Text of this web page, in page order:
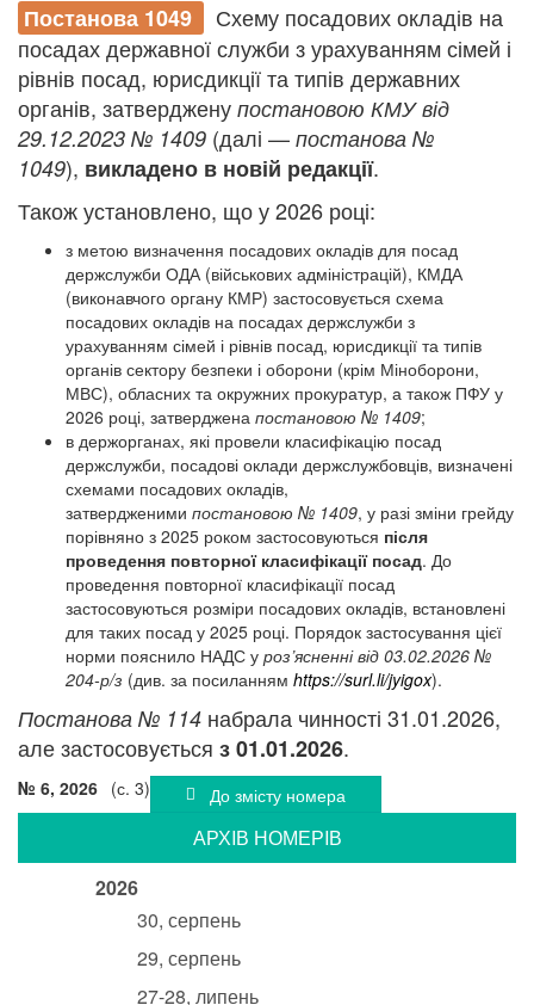
Постанова 1049
Схему посадових окладів на
посадах державної служби з урахуванням сімей і
рівнів посад, юрисдикції та типів державних
органів, затверджену постановою КМУ від
29.12.2023 № 1409 (далі — постанова №
1049), викладено в новій редакції.
Також установлено, що у 2026 році:
з метою визначення посадових окладів для посад
держслужби ОДА (військових адміністрацій), КМДА
(виконавчого органу КМР) застосовується схема
посадових окладів на посадах держслужби з
урахуванням сімей і рівнів посад, юрисдикції та типів
органів сектору безпеки і оборони (крім Міноборони,
МВС), обласних та окружних прокуратур, а також ПФУ у
2026 році, затверджена постановою № 1409;
в держорганах, які провели класифікацію посад
держслужби, посадові оклади держслужбовців, визначені
схемами посадових окладів,
затвердженими постановою № 1409, у разі зміни грейду
порівняно з 2025 роком застосовуються після
проведення повторної класифікації посад. До
проведення повторної класифікації посад
застосовуються розміри посадових окладів, встановлені
для таких посад у 2025 році. Порядок застосування цієї
норми пояснило НАДС у роз’ясненнівід 03.02.2026 №
204-р/з (див. за посиланням https://surl.li/jyigox).
Постанова № 114 набрала чинності 31.01.2026,
але застосовується з 01.01.2026.
№ 6, 2026 (с. 3) До змісту номера
АРХIВ НОМЕРIВ
2026
30, серпень
29, серпень
27-28, липень